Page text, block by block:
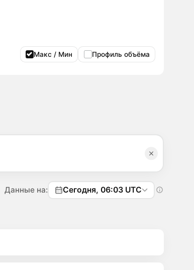
Макс / Мин Профиль объёма
Данные на: Сегодня, 06:03 UTC